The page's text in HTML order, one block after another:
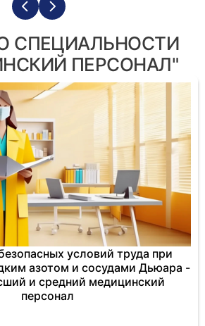
СПЕЦИАЛЬНОСТИ
ПЕРСОНАЛ"
условий труда при
азотом и сосудами Дьюара -
и средний медицинский
персонал